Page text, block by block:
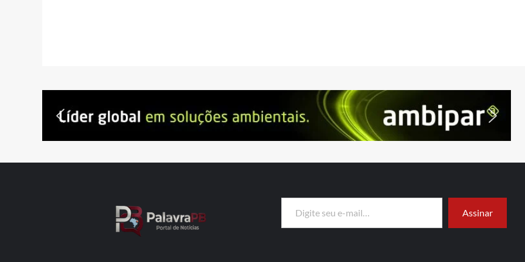
Digite seu e-mail…
Assinar